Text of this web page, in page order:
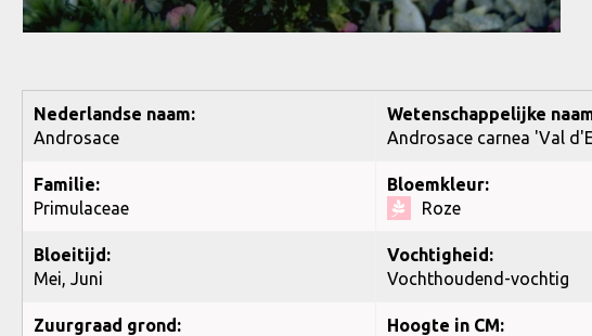
Nederlandse naam:
Androsace
Wetenschappelijke
Androsace carnea 'Val
Familie:
Primulaceae
Bloemkleur:
Roze
Bloeitijd:
Mei, Juni
Vochtigheid:
Vochthoudend-vochtig
Zuurgraad grond:
Hoogte in CM: